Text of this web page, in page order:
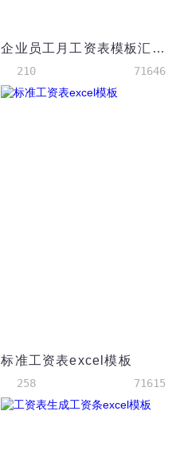
企业员工月工资表模板汇总
210 71646
标准工资表excel模板
258 71615